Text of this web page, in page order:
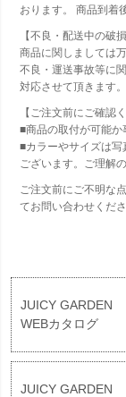
おります。 商品到着
【不良・配送中の破
商品に関しましては
不良・運送事故等に
対応させて頂きます
【ご注文前にご確認
■商品の取付が可能か
■カラーやサイズは写
ございます。ご理解
ご注文前にご不明な
てお問い合わせくださ
JUICY GARDEN
WEBカタログ
JUICY GARDEN